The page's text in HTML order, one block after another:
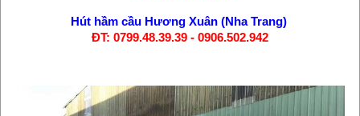
Hút hầm cầu Hương Xuân (Nha Trang)
ĐT: 0799.48.39.39 - 0906.502.942